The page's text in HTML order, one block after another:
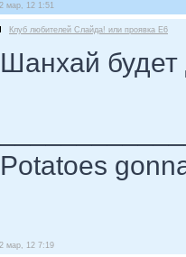
мар, 12 1:51
Клуб любителей Слайда! или проявка E6
Шанхай будет
Potatoes
мар, 12 7:19